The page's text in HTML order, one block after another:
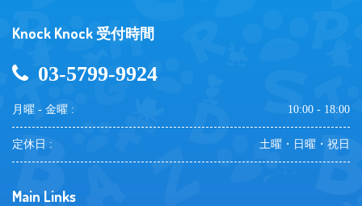
Knock Knock 受付時間
03-5799-9924
月曜 - 金曜 : 10:00 - 18:00
定休日 : 土曜・日曜・祝日
Main Links